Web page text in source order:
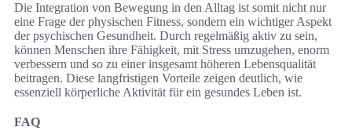
Die Integration von Bewegung in den Alltag ist somit nicht nur
eine Frage der physischen Fitness, sondern ein wichtiger Aspekt
der psychischen Gesundheit. Durch regelmäßig aktiv zu sein,
können Menschen ihre Fähigkeit, mit Stress umzugehen, enorm
verbessern und so zu einer insgesamt höheren Lebensqualität
beitragen. Diese langfristigen Vorteile zeigen deutlich, wie
essenziell körperliche Aktivität für ein gesundes Leben ist.
FAQ